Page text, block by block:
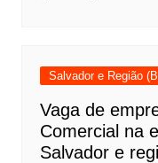
Salvador e Região
Vaga de
Comercial na
Salvador e